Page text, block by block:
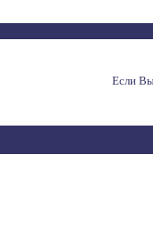
Если